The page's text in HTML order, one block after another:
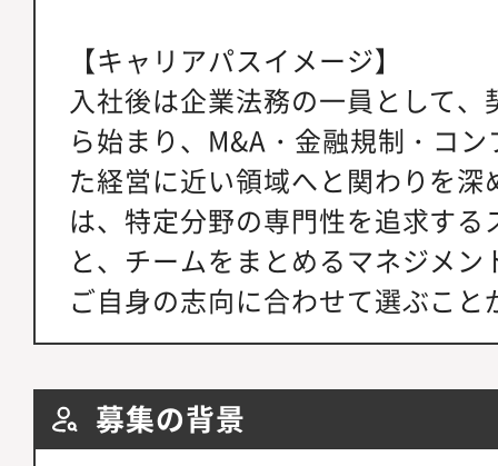
【キャリアパスイメージ】
入社後は企業法務の一員として
ら始まり、M&A・金融規制・コ
た経営に近い領域へと関わりを
は、特定分野の専門性を追求す
と、チームをまとめるマネジメ
ご自身の志向に合わせて選ぶこと
募集の背景